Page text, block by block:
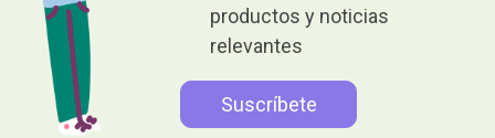
productos y noticias
relevantes